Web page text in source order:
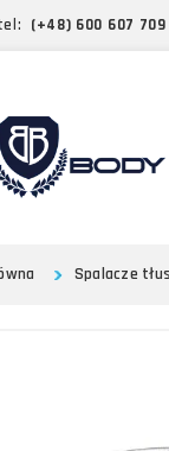
(+48) 600 607 709
Spalacze